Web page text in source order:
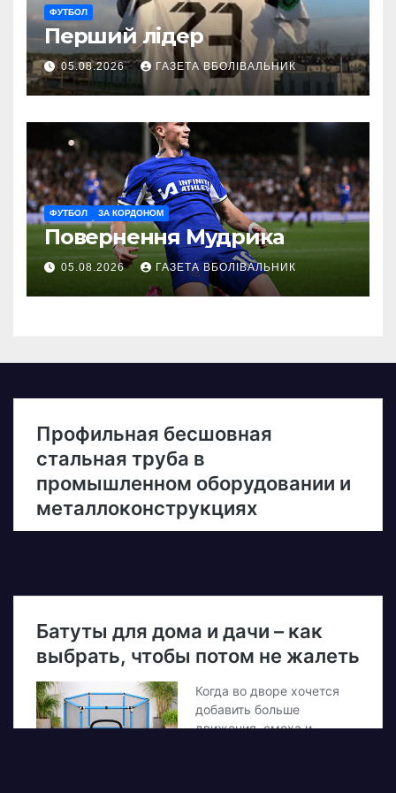
ФУТБОЛ
Перший лідер
05.08.2026 ГАЗЕТА ВБОЛІВАЛЬНИК
ФУТБОЛ ЗА КОРДОНОМ
Повернення Мудрика
05.08.2026 ГАЗЕТА ВБОЛІВАЛЬНИК